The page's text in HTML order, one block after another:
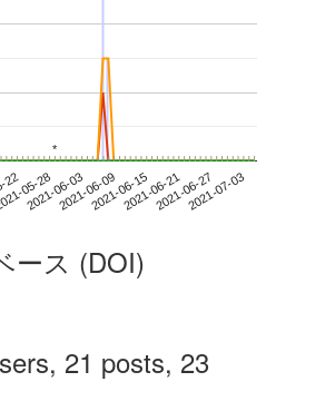
05-28
2021-06-032021-06-092021-06-152021-06-212021-06-272021-07-03
**
ース (DOI)
21 posts, 23